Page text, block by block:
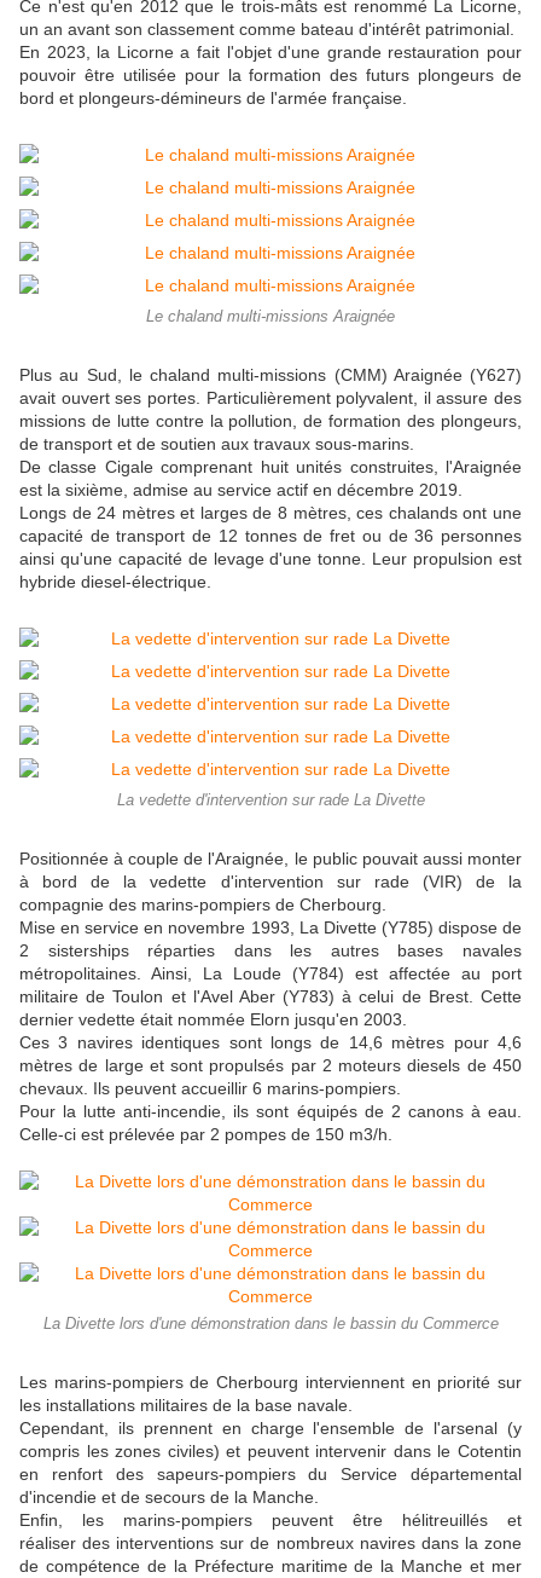
Ce n'est qu'en 2012 que le trois-mâts est renommé La Licorne,
un an avant son classement comme bateau d'intérêt patrimonial.
En 2023, la Licorne a fait l'objet d'une grande restauration pour
pouvoir être utilisée pour la formation des futurs plongeurs de
bord et plongeurs-démineurs de l'armée française.
Le chaland multi-missions Araignée
Plus au Sud, le chaland multi-missions (CMM) Araignée (Y627)
avait ouvert ses portes. Particulièrement polyvalent, il assure des
missions de lutte contre la pollution, de formation des plongeurs,
de transport et de soutien aux travaux sous-marins.
De classe Cigale comprenant huit unités construites, l'Araignée
est la sixième, admise au service actif en décembre 2019.
Longs de 24 mètres et larges de 8 mètres, ces chalands ont une
capacité de transport de 12 tonnes de fret ou de 36 personnes
ainsi qu'une capacité de levage d'une tonne. Leur propulsion est
hybride diesel-électrique.
La vedette d'intervention sur rade La Divette
Positionnée à couple de l'Araignée, le public pouvait aussi monter
à bord de la vedette d'intervention sur rade (VIR) de la
compagnie des marins-pompiers de Cherbourg.
Mise en service en novembre 1993, La Divette (Y785) dispose de
2 sisterships réparties dans les autres bases navales
métropolitaines. Ainsi, La Loude (Y784) est affectée au port
militaire de Toulon et l'Avel Aber (Y783) à celui de Brest. Cette
dernier vedette était nommée Elorn jusqu'en 2003.
Ces 3 navires identiques sont longs de 14,6 mètres pour 4,6
mètres de large et sont propulsés par 2 moteurs diesels de 450
chevaux. Ils peuvent accueillir 6 marins-pompiers.
Pour la lutte anti-incendie, ils sont équipés de 2 canons à eau.
Celle-ci est prélevée par 2 pompes de 150 m3/h.
La Divette lors d'une démonstration dans le bassin du Commerce
Les marins-pompiers de Cherbourg interviennent en priorité sur
les installations militaires de la base navale.
Cependant, ils prennent en charge l'ensemble de l'arsenal (y
compris les zones civiles) et peuvent intervenir dans le Cotentin
en renfort des sapeurs-pompiers du Service départemental
d'incendie et de secours de la Manche.
Enfin, les marins-pompiers peuvent être hélitreuillés et
réaliser des interventions sur de nombreux navires dans la zone
de compétence de la Préfecture maritime de la Manche et mer